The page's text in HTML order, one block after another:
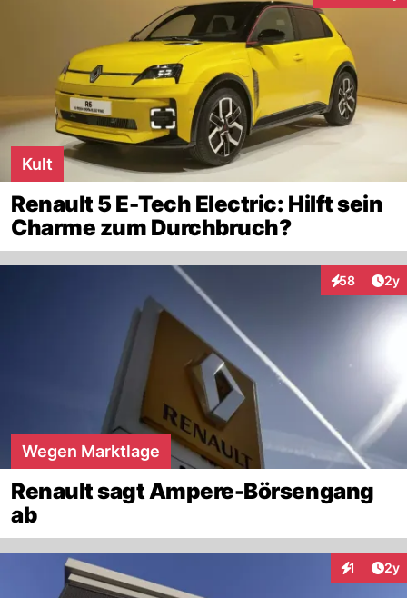
Kult
Renault 5 E-Tech Electric: Hilft sein
Charme zum Durchbruch?
58
Interaktionen
2y
Wegen Marktlage
Renault sagt Ampere-Börsengang
ab
1 2y